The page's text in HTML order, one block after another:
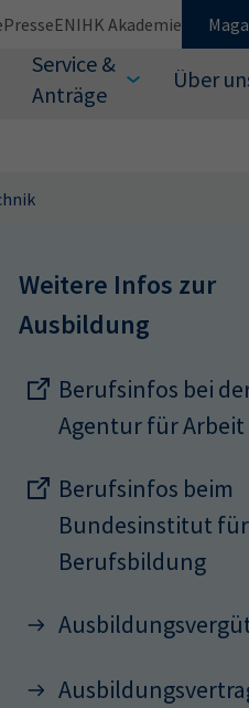
Service &
Anträge
Über
PresseEN IHK Akademie
Weitere Infos zur
Ausbildung
Berufsinfos bei
Agentur für Arbeit
Berufsinfos beim
Bundesinstitut für
Berufsbildung